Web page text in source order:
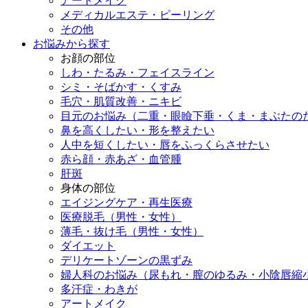
メディカルエステ・ピーリング
その他
お悩みから探す
お顔の部位
しわ・たるみ・フェイスライン
シミ・そばかす・くすみ
毛穴・肌質改善・ニキビ
目元のお悩み（二重・眼瞼下垂・くま・まぶたの
鼻を高くしたい・形を整えたい
人中を短くしたい・唇をふっくらさせたい
赤ら顔・赤あざ・血管腫
肝斑
身体の部位
エイジングケア・再生医療
医療脱毛（男性・女性）
薄毛・抜け毛（男性・女性）
ダイエット
デリケートゾーンの黒ずみ
婦人科のお悩み（尿もれ・膣のゆるみ・小陰唇縮
多汗症・わきが
アートメイク